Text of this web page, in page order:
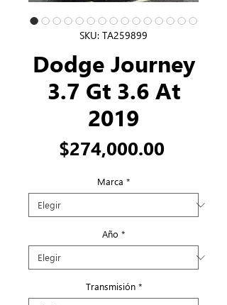
SKU: TA259899
Dodge Journey
3.7 Gt 3.6 At
2019
$274,000.00
Marca *
Año *
Transmisión *